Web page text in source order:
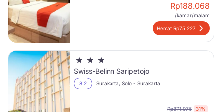
Rp188.068
/kamar/malam
Hemat Rp75.227
Swiss-Belinn Saripetojo
8.2 Surakarta, Solo - Surakarta
Rp871.976 31%